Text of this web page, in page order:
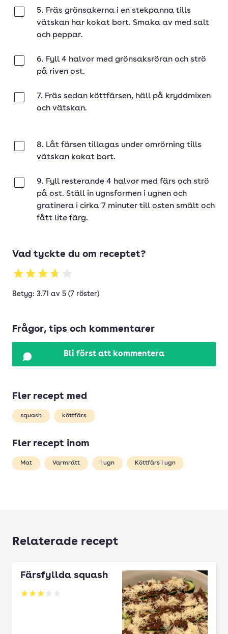
5. Fräs grönsakerna i en stekpanna tills
vätskan har kokat bort. Smaka av med salt
och peppar.
6. Fyll 4 halvor med grönsaksröran och strö
på riven ost.
7. Fräs sedan köttfärsen, häll på kryddmixen
och vätskan.
8. Låt färsen tillagas under omrörning tills
vätskan kokat bort.
9. Fyll resterande 4 halvor med färs och strö
på ost. Ställ in ugnsformen i ugnen och
gratinera i cirka 7 minuter till osten smält och
fått lite färg.
Vad tyckte du om receptet?
Betyg: 3.71 av 5 (7 röster)
Frågor, tips och kommentarer
Bli först att kommentera
Fler recept med
squash köttfärs
Fler recept inom
Mat Varmrätt I ugn Köttfärs i ugn
Relaterade recept
Färsfyllda squash
Betyg: 3 av 5